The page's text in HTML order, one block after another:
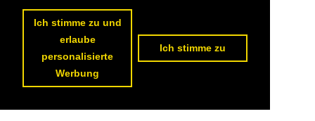
Ich stimme zu und
erlaube
personalisierte
Werbung
Ich stimme zu